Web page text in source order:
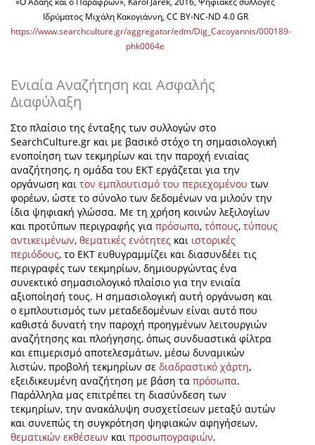
Ιδρύματος Μιχάλη Κακογιάννη, CC BY-NC-ND 4.0 GR
https://www.searchculture.gr/aggregator/edm/Dig_Cacoyannis/000189-
phk0064e
Ενιαία Αναζήτηση και Ασφαλής
Διαφύλαξη
Στο πλαίσιο της ένταξης των συλλογών στο
SearchCulture.gr και με βασικό στόχο τη σημασιολογική
ενοποίηση των τεκμηρίων και την παροχή ενιαίας
αναζήτησης, η ομάδα του ΕΚΤ εργάζεται για την
οργάνωση και τον εμπλουτισμό του περιεχομένου των
φορέων, ώστε το σύνολο των δεδομένων να μιλούν την
ίδια ψηφιακή γλώσσα. Με τη χρήση κοινών λεξιλογίων
και προτύπων περιγραφής για πρόσωπα, τόπους, τύπους
αντικειμένων, θεματικές ενότητες και ιστορικές
περιόδους, το ΕΚΤ ευθυγραμμίζει και διασυνδέει τις
περιγραφές των τεκμηρίων, δημιουργώντας ένα
συνεκτικό σημασιολογικό πλαίσιο για την ενιαία
αξιοποίησή τους. Η σημασιολογική αυτή οργάνωση και
ο εμπλουτισμός των μεταδεδομένων είναι αυτό που
καθιστά δυνατή την παροχή προηγμένων λειτουργιών
αναζήτησης και πλοήγησης, όπως συνδυαστικά φίλτρα
και επιμερισμό αποτελεσμάτων, μέσω δυναμικών
λιστών, προβολή τεκμηρίων σε διαδραστικό χάρτη,
εξειδικευμένη αναζήτηση με βάση τα πρόσωπα.
Παράλληλα μας επιτρέπει τη διασύνδεση των
τεκμηρίων, την ανακάλυψη συσχετίσεων μεταξύ αυτών
και συνεπώς τη συγκρότηση ψηφιακών αφηγήσεων,
θεματικών εκθέσεων και προσωπογραφιών.